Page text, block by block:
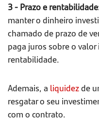
3 - Prazo e rentabilidade
manter o dinheiro
chamado de prazo de
paga juros sobre o
rentabilidade.
Ademais, a liquidezde
resgatar o seu
com o contrato.